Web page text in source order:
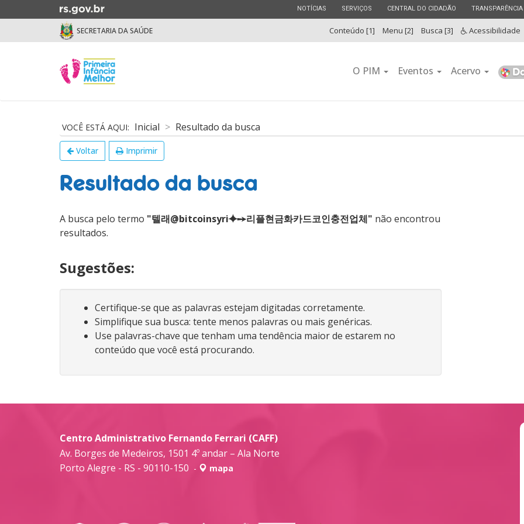
para
menu
ESTADO
NOTÍCIAS ESTADO
SERVIÇOS ESTADO
CENTRAL DO CIDADÃO ESTADO
TRANSPARÊNCIA
SECRETARIA DA SAÚDE Conteúdo [1] Menu [2] Busca [3] Acessibilidade
O PIM Eventos Acervo
Inicial Resultado da busca
Voltar Imprimir
Resultado da busca
A busca pelo termo "텔래@bitcoinsyri⯌➙리플현금화카드코인충전업체" não encontrou
resultados.
Sugestões:
Certifique-se que as palavras estejam digitadas corretamente.
Simplifique sua busca: tente menos palavras ou mais genéricas.
Use palavras-chave que tenham uma tendência maior de estarem no
conteúdo que você está procurando.
Centro Administrativo Fernando Ferrari (CAFF)
Av. Borges de Medeiros, 1501 4º andar – Ala Norte
Porto Alegre - RS - 90110-150 - mapa